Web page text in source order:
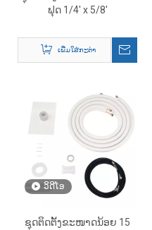
ຟຸດ 1/4' x 5/8'
ເພີ່ມໃສ່ກະຕ່າ
ວິດີໂອ
ຊຸດຕິດຕັ້ງຂະໜາດນ້ອຍ 15